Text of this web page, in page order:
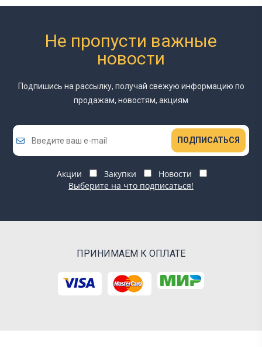
Не пропусти важные
новости
Подпишись на рассылку, получай свежую информацию по
продажам, новостям, акциям
ПОДПИСАТЬСЯ
Акции Закупки
Новости
Выберите на что подписаться!
ПРИНИМАЕМ К ОПЛАТЕ